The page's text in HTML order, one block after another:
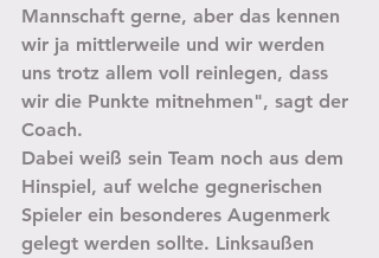
Mannschaft gerne, aber das kennen
wir ja mittlerweile und wir werden
uns trotz allem voll reinlegen, dass
wir die Punkte mitnehmen", sagt der
Coach.
Dabei weiß sein Team noch aus dem
Hinspiel, auf welche gegnerischen
Spieler ein besonderes Augenmerk
gelegt werden sollte. Linksaußen